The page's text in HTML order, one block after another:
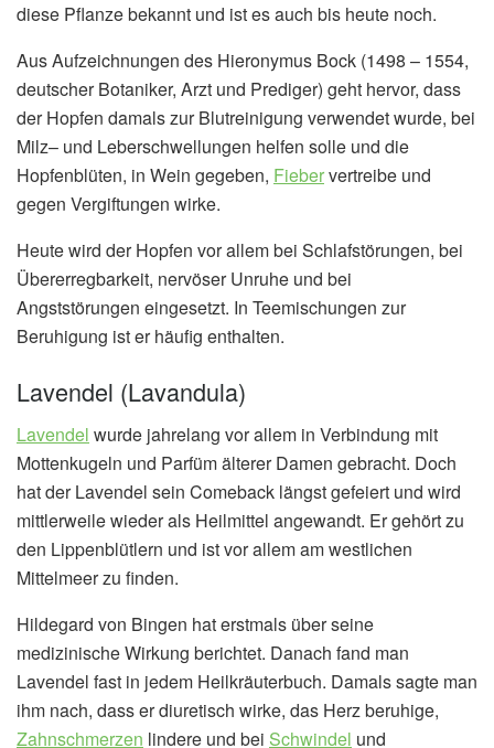
diese Pflanze bekannt und ist es auch bis heute noch.
Aus Aufzeichnungen des Hieronymus Bock (1498 – 1554,
deutscher Botaniker, Arzt und Prediger) geht hervor, dass
der Hopfen damals zur Blutreinigung verwendet wurde, bei
Milz– und Leberschwellungen helfen solle und die
Hopfenblüten, in Wein gegeben, Fiebervertreibe und
gegen Vergiftungen wirke.
Heute wird der Hopfen vor allem bei Schlafstörungen, bei
Übererregbarkeit, nervöser Unruhe und bei
Angststörungen eingesetzt. In Teemischungen zur
Beruhigung ist er häufig enthalten.
Lavendel (Lavandula)
Lavendel wurde jahrelang vor allem in Verbindung mit
Mottenkugeln und Parfüm älterer Damen gebracht. Doch
hat der Lavendel sein Comeback längst gefeiert und wird
mittlerweile wieder als Heilmittel angewandt. Er gehört zu
den Lippenblütlern und ist vor allem am westlichen
Mittelmeer zu finden.
Hildegard von Bingen hat erstmals über seine
medizinische Wirkung berichtet. Danach fand man
Lavendel fast in jedem Heilkräuterbuch. Damals sagte man
ihm nach, dass er diuretisch wirke, das Herz beruhige,
Zahnschmerzen lindere und bei Schwindel und